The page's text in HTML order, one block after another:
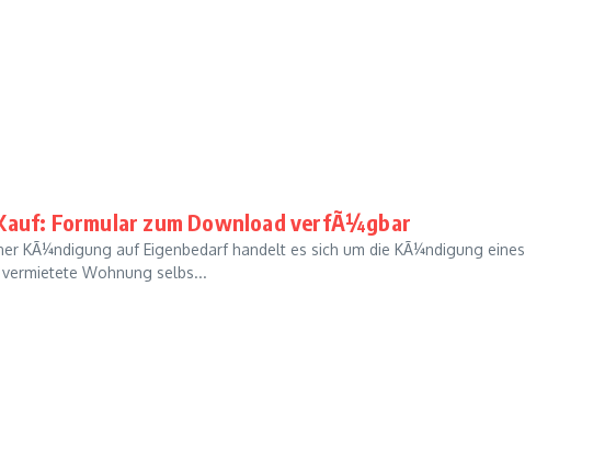
Formular zum Download verfÃ¼gbar
KÃ¼ndigung auf Eigenbedarf handelt es sich um die KÃ¼ndigung eines
Wohnung selbs...